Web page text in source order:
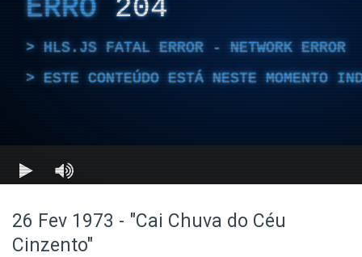
26 Fev 1973 - "Cai Chuva do Céu
Cinzento"